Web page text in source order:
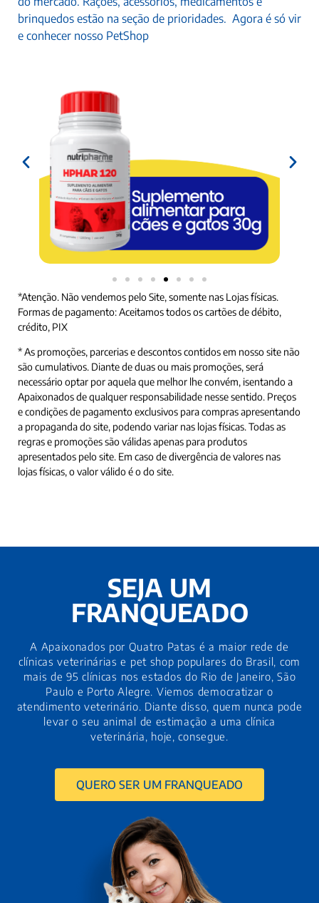
brinquedos estão na seção de prioridades. Agora é só vir
e conhecer nosso PetShop
*Atenção. Não vendemos pelo Site, somente nas Lojas físicas.
Formas de pagamento: Aceitamos todos os cartões de débito,
crédito, PIX
* As promoções, parcerias e descontos contidos em nosso site não
são cumulativos. Diante de duas ou mais promoções, será
necessário optar por aquela que melhor lhe convém, isentando a
Apaixonados de qualquer responsabilidade nesse sentido. Preços
e condições de pagamento exclusivos para compras apresentando
a propaganda do site, podendo variar nas lojas físicas. Todas as
regras e promoções são válidas apenas para produtos
apresentados pelo site. Em caso de divergência de valores nas
lojas físicas, o valor válido é o do site.
SEJA UM
FRANQUEADO
A Apaixonados por Quatro Patas é a maior rede de
clínicas veterinárias e pet shop populares do Brasil, com
mais de 95 clínicas nos estados do Rio de Janeiro, São
Paulo e Porto Alegre. Viemos democratizar o
atendimento veterinário. Diante disso, quem nunca pode
levar o seu animal de estimação a uma clínica
veterinária, hoje, consegue.
QUERO SER UM FRANQUEADO